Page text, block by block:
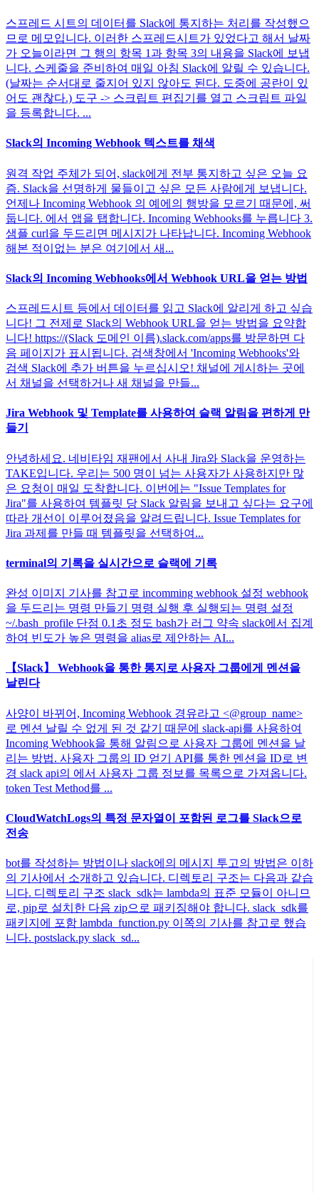
스프레드 시트의 데이터를 Slack에 통지하는 처리를 작성했으
므로 메모입니다. 이러한 스프레드시트가 있었다고 해서 날짜
가 오늘이라면 그 행의 항목 1과 항목 3의 내용을 Slack에 보냅
니다. 스케줄을 준비하여 매일 아침 Slack에 알릴 수 있습니다.
(날짜는 순서대로 줄지어 있지 않아도 된다. 도중에 공란이 있
어도 괜찮다.) 도구 -> 스크립트 편집기를 열고 스크립트 파일
을 등록합니다. ...
Slack의 Incoming Webhook 텍스트를 채색
원격 작업 주체가 되어, slack에게 전부 통지하고 싶은 오늘 요
즘. Slack을 선명하게 물들이고 싶은 모든 사람에게 보냅니다.
언제나 Incoming Webhook 의 예에의 행방을 모르기 때문에, 써
둡니다. 에서 앱을 탭합니다. Incoming Webhooks를 누릅니다 3.
샘플 curl을 두드리면 메시지가 나타납니다. Incoming Webhook
해본 적이없는 분은 여기에서 새...
Slack의 Incoming Webhooks에서 Webhook URL을 얻는 방법
스프레드시트 등에서 데이터를 읽고 Slack에 알리게 하고 싶습
니다! 그 전제로 Slack의 Webhook URL을 얻는 방법을 요약합
니다! https://(Slack 도메인 이름).slack.com/apps를 방문하면 다
음 페이지가 표시됩니다. 검색창에서 'Incoming Webhooks'와
검색 Slack에 추가 버튼을 누르십시오! 채널에 게시하는 곳에
서 채널을 선택하거나 새 채널을 만들...
Jira Webhook 및 Template를 사용하여 슬랙 알림을 편하게 만
들기
안녕하세요. 네비타임 재팬에서 사내 Jira와 Slack을 운영하는
TAKE입니다. 우리는 500 명이 넘는 사용자가 사용하지만 많
은 요청이 매일 도착합니다. 이번에는 "Issue Templates for
Jira"를 사용하여 템플릿 당 Slack 알림을 보내고 싶다는 요구에
따라 개선이 이루어졌음을 알려드립니다. Issue Templates for
Jira 과제를 만들 때 템플릿을 선택하여...
terminal의 기록을 실시간으로 슬랙에 기록
완성 이미지 기사를 참고로 incomming webhook 설정 webhook
을 두드리는 명령 만들기 명령 실행 후 실행되는 명령 설정
~/.bash_profile 단점 0.1초 정도 bash가 러그 약속 slack에서 집계
하여 빈도가 높은 명령을 alias로 제안하는 AI...
【Slack】 Webhook을 통한 통지로 사용자 그룹에게 멘션을
날린다
사양이 바뀌어, Incoming Webhook 경유라고 <@group_name>
로 멘션 날릴 수 없게 된 것 같기 때문에 slack-api를 사용하여
Incoming Webhook을 통해 알림으로 사용자 그룹에 멘션을 날
리는 방법. 사용자 그룹의 ID 얻기 API를 통한 멘션을 ID로 변
경 slack api의 에서 사용자 그룹 정보를 목록으로 가져옵니다.
token Test Method를 ...
CloudWatchLogs의 특정 문자열이 포함된 로그를 Slack으로
전송
bot를 작성하는 방법이나 slack에의 메시지 투고의 방법은 이하
의 기사에서 소개하고 있습니다. 디렉토리 구조는 다음과 같습
니다. 디렉토리 구조 slack_sdk는 lambda의 표준 모듈이 아니므
로, pip로 설치한 다음 zip으로 패키징해야 합니다. slack_sdk를
패키지에 포함 lambda_function.py 이쪽의 기사를 참고로 했습
니다. postslack.py slack_sd...